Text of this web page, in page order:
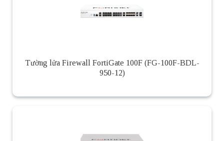
Tường lửa Firewall FortiGate 100F (FG-100F-BDL-
950-12)